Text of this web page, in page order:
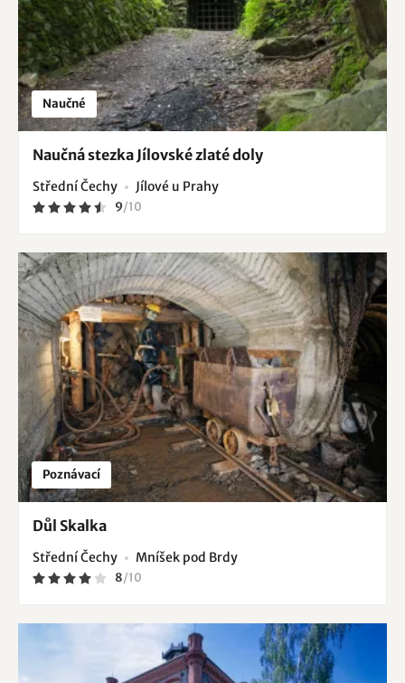
Naučné
Naučná stezka Jílovské zlaté doly
Střední Čechy Jílové u Prahy
9/10
Poznávací
Důl Skalka
Střední Čechy Mníšek pod Brdy
8/10